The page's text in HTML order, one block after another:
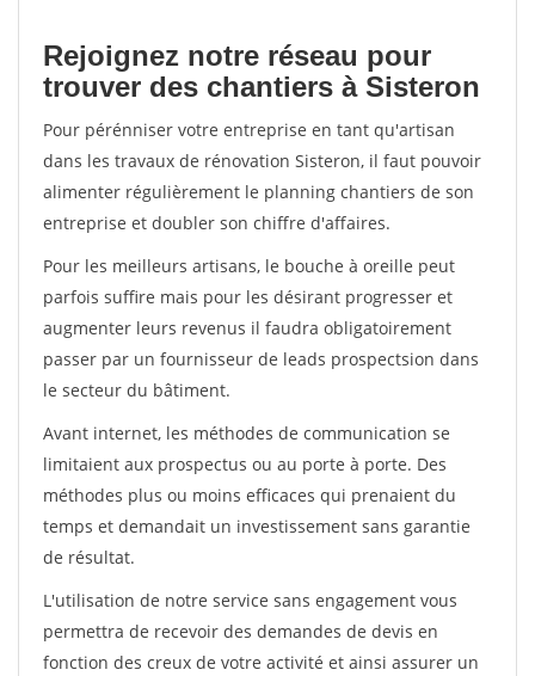
Rejoignez notre réseau pour
trouver des chantiers à Sisteron
Pour pérénniser votre entreprise en tant qu'artisan
dans les travaux de rénovation Sisteron, il faut pouvoir
alimenter régulièrement le planning chantiers de son
entreprise et doubler son chiffre d'affaires.
Pour les meilleurs artisans, le bouche à oreille peut
parfois suffire mais pour les désirant progresser et
augmenter leurs revenus il faudra obligatoirement
passer par un fournisseur de leads prospectsion dans
le secteur du bâtiment.
Avant internet, les méthodes de communication se
limitaient aux prospectus ou au porte à porte. Des
méthodes plus ou moins efficaces qui prenaient du
temps et demandait un investissement sans garantie
de résultat.
L'utilisation de notre service sans engagement vous
permettra de recevoir des demandes de devis en
fonction des creux de votre activité et ainsi assurer un